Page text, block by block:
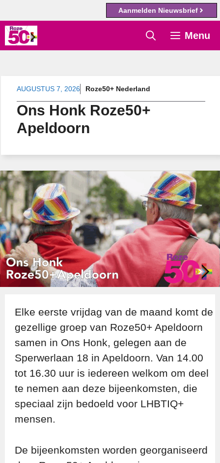
Aanmelden Nieuwsbrief
Ga
naar
Menu
AUGUSTUS 7, 2026 Roze50+ Nederland
Ons Honk Roze50+
Apeldoorn
Elke eerste vrijdag van de maand komt de
gezellige groep van Roze50+ Apeldoorn
samen in Ons Honk, gelegen aan de
Sperwerlaan 18 in Apeldoorn. Van 14.00
tot 16.30 uur is iedereen welkom om deel
te nemen aan deze bijeenkomsten, die
speciaal zijn bedoeld voor LHBTIQ+
mensen.
De bijeenkomsten worden georganiseerd